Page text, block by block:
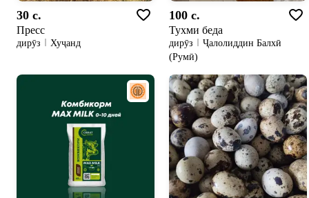
30 c.
Пресс
дирӯз Хуҷанд
100 c.
Тухми беда
дирӯз
Ҷалолиддин Балхӣ
(Румӣ)